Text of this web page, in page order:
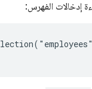
إدخالات الفهرس: